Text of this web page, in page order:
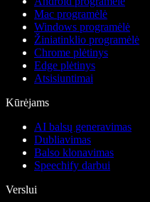
Mac programėlė
Windows programėlė
Žiniatinklio programėlė
Chrome plėtinys
Edge plėtinys
Atsisiuntimai
Kūrėjams
AI balsų generavimas
Dubliavimas
Balso klonavimas
Speechify darbui
Verslui